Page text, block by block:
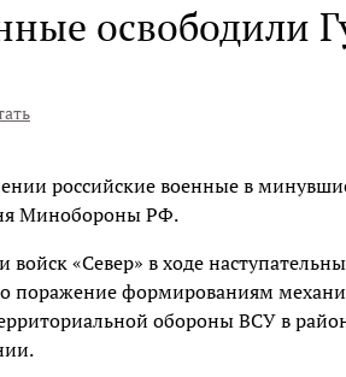
освободили
российские военные в
Минобороны РФ.
«Север» в ходе
поражение формированиям
обороны ВСУ в